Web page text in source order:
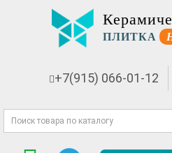
ПЛИТКА
+7(915) 066-01-12